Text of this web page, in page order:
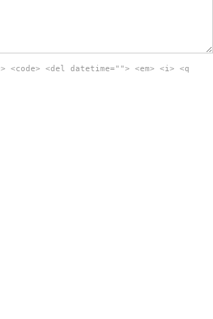
<del datetime=""> <em> <i> <q